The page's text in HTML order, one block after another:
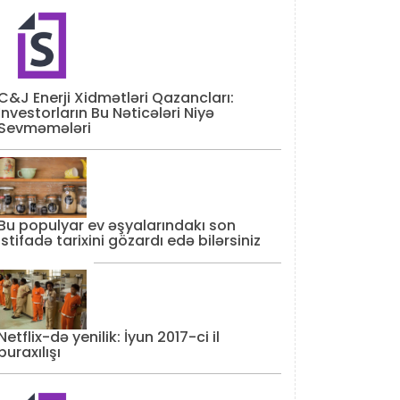
Enerji Xidmətləri Qazancları:
Bu Nəticələri Niyə
populyar ev əşyalarındakı son
tarixini gözardı edə bilərsiniz
də yenilik: İyun 2017-ci il